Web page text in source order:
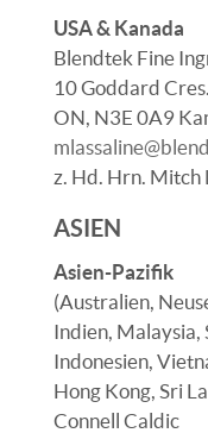
USA & Kanada
Blendtek Fine
10 Goddard
ON, N3E 0A9
z. Hd. Hrn. Mitch
ASIEN
Asien-Pazifik
(Australien,
Indien, Malaysia,
Indonesien,
Hong Kong, Sri
Connell Caldic